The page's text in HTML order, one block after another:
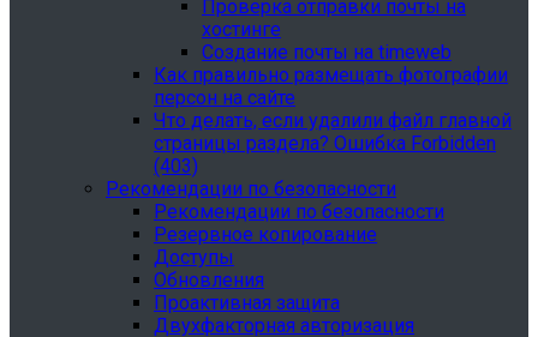
Проверка отправки почты на
хостинге
Создание почты на timeweb
Как правильно размещать фотографии
персон на сайте
Что делать, если удалили файл главной
страницы раздела? Ошибка Forbidden
(403)
Рекомендации по безопасности
Рекомендации по безопасности
Резервное копирование
Доступы
Обновления
Проактивная защита
Двухфакторная авторизация